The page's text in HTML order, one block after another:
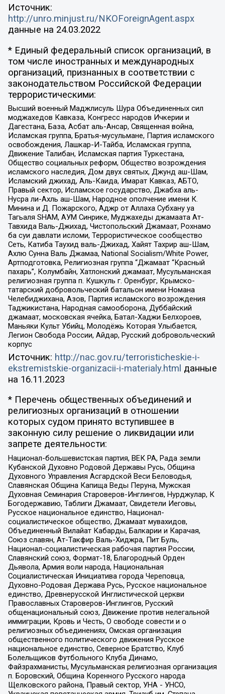
Источник:
http://unro.minjust.ru/NKOForeignAgent.aspx
данные на 24.03.2022
* Единый федеральный список организаций, в
том числе иностранных и международных
организаций, признанных в соответствии с
законодательством Российской Федерации
террористическими:
Высший военный Маджлисуль Шура Объединенных сил
моджахедов Кавказа, Конгресс народов Ичкерии и
Дагестана, База, Асбат аль-Ансар, Священная война,
Исламская группа, Братья-мусульмане, Партия исламского
освобождения, Лашкар-И-Тайба, Исламская группа,
Движение Талибан, Исламская партия Туркестана,
Общество социальных реформ, Общество возрождения
исламского наследия, Дом двух святых, Джунд аш-Шам,
Исламский джихад, Аль-Каида, Имарат Кавказ, АБТО,
Правый сектор, Исламское государство, Джабха аль-
Нусра ли-Ахль аш-Шам, Народное ополчение имени К.
Минина и Д. Пожарского, Аджр от Аллаха Субхану уа
Тагьаля SHAM, АУМ Синрике, Муджахеды джамаата Ат-
Тавхида Валь-Джихад, Чистопольский Джамаат, Рохнамо
ба суи давлати исломи, Террористическое сообщество
Сеть, Катиба Таухид валь-Джихад, Хайят Тахрир аш-Шам,
Ахлю Сунна Валь Джамаа, National Socialism/White Power,
Артподготовка, Религиозная группа “Джамаат “Красный
пахарь”, Колумбайн, Хатлонский джамаат, Мусульманская
религиозная группа п. Кушкуль г. Оренбург, Крымско-
татарский добровольческий батальон имени Номана
Челебиджихана, Азов, Партия исламского возрождения
Таджикистана, Народная самооборона, Дуббайский
джамаат, московская ячейка, Батал-Хаджи Белхороев,
Маньяки Культ Убийц, Молодёжь Которая Улыбается,
Легион Свобода России, Айдар, Русский добровольческий
корпус
Источник: http://nac.gov.ru/terroristicheskie-i-
ekstremistskie-organizacii-i-materialy.html данные
на 16.11.2023
* Перечень общественных объединений и
религиозных организаций в отношении
которых судом принято вступившее в
законную силу решение о ликвидации или
запрете деятельности:
Национал-большевистская партия, ВЕК РА, Рада земли
Кубанской Духовно Родовой Державы Русь, Община
Духовного Управления Асгардской Веси Беловодья,
Славянская Община Капища Веды Перуна, Мужская
Духовная Семинария Староверов-Инглингов, Нурджулар, К
Богодержавию, Таблиги Джамаат, Свидетели Иеговы,
Русское национальное единство, Национал-
социалистическое общество, Джамаат мувахидов,
Объединенный Вилайат Кабарды, Балкарии и Карачая,
Союз славян, Ат-Такфир Валь-Хиджра, Пит Буль,
Национал-социалистическая рабочая партия России,
Славянский союз, Формат-18, Благородный Орден
Дьявола, Армия воли народа, Национальная
Социалистическая Инициатива города Череповца,
Духовно-Родовая Держава Русь, Русское национальное
единство, Древнерусской Инглистической церкви
Православных Староверов-Инглингов, Русский
общенациональный союз, Движение против нелегальной
иммиграции, Кровь и Честь, О свободе совести и о
религиозных объединениях, Омская организация
общественного политического движения Русское
национальное единство, Северное Братство, Клуб
Болельщиков Футбольного Клуба Динамо,
Файзрахманисты, Мусульманская религиозная организация
п. Боровский, Община Коренного Русского народа
Щелковского района, Правый сектор, УНА - УНСО,